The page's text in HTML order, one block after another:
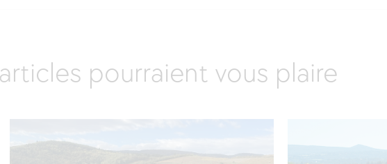
pourraient vous plaire